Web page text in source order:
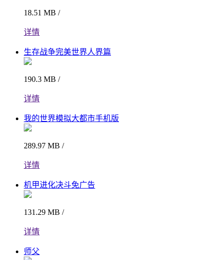
18.51 MB /
详情
生存战争完美世界人界篇
190.3 MB /
详情
我的世界模拟大都市手机版
289.97 MB /
详情
机甲进化决斗免广告
131.29 MB /
详情
师父